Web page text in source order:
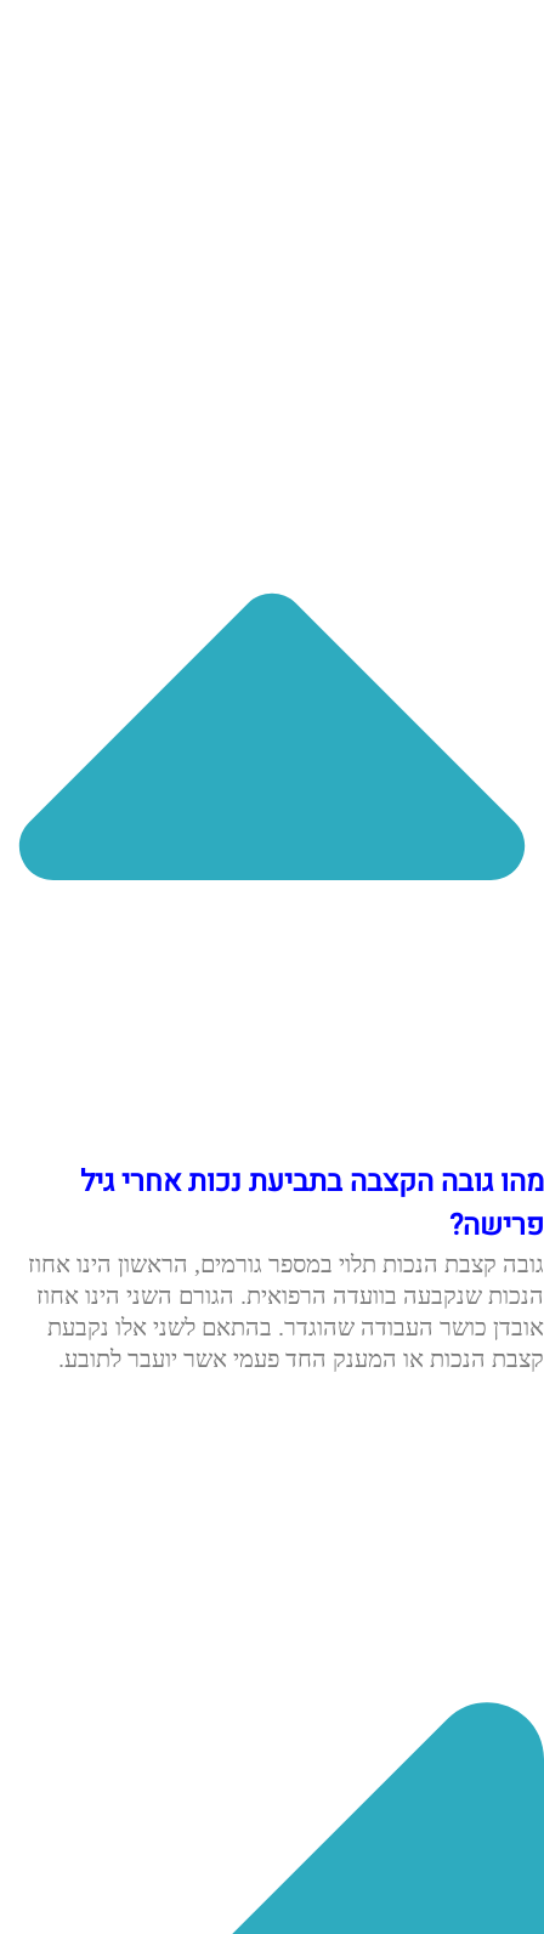
מהו גובה הקצבה בתביעת נכות אחרי גיל
פרישה?
גובה קצבת הנכות תלוי במספר גורמים, הראשון הינו אחוז
הנכות שנקבעה בוועדה הרפואית. הגורם השני הינו אחוז
אובדן כושר העבודה שהוגדר. בהתאם לשני אלו נקבעת
קצבת הנכות או המענק החד פעמי אשר יועבר לתובע.